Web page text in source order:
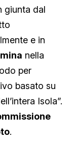
giunta dal
e in
nella
per
basato su
Isola”.
.